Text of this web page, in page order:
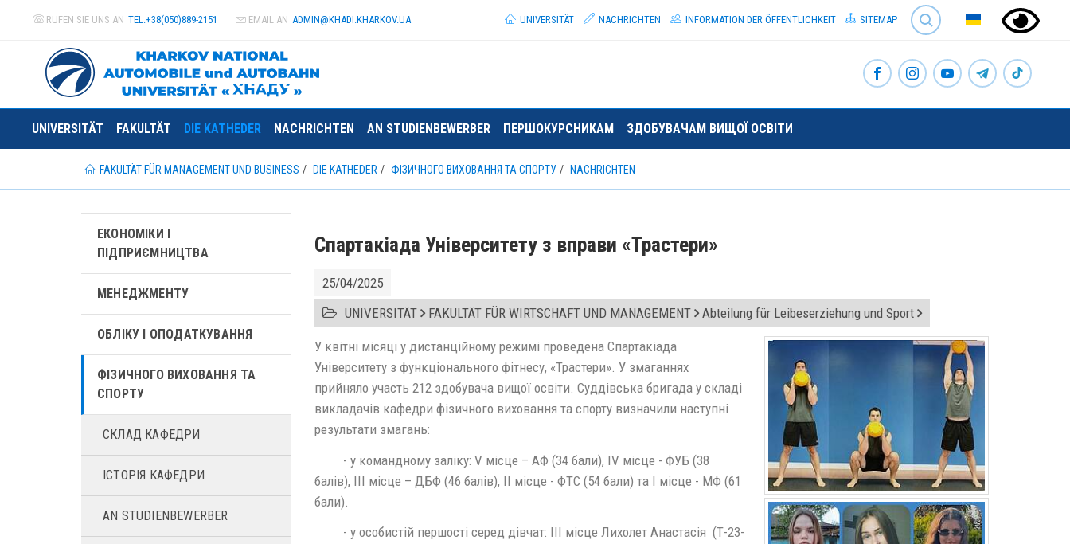
RUFEN SIE UNS AN TEL:+38(050)889-2151 EMAIL AN ADMIN@KHADI.KHARKOV.UA
SEARCH
UNIVERSITÄT
NACHRICHTEN INFORMATION DER ÖFFENTLICHKEIT SITEMAP
UNIVERSITÄT FAKULTÄT DIE KATHEDER NACHRICHTEN AN STUDIENBEWERBER ПЕРШОКУРСНИКАМ ЗДОБУВАЧАМ ВИЩОЇ ОСВІТИ
FAKULTÄT FÜR MANAGEMENT UND BUSINESS DIE KATHEDER ФІЗИЧНОГО ВИХОВАННЯ ТА СПОРТУ NACHRICHTEN
Спартакіада Університету з вправи «Трастери»
25/04/2025
UNIVERSITÄT FAKULTÄT FÜR WIRTSCHAFT UND MANAGEMENT Abteilung für Leibeserziehung und Sport
У квітні місяці у дистанційному режимі проведена Спартакіада
Університету з функціонального фітнесу, «Трастери». У змаганнях
прийняло участь 212 здобувача вищої освіти. Суддівська бригада у складі
викладачів кафедри фізичного виховання та спорту визначили наступні
результати змагань:
- у командному заліку: V місце – АФ (34 бали), ІV місце - ФУБ (38
балів), ІІІ місце – ДБФ (46 балів), ІІ місце - ФТС (54 бали) та І місце - МФ (61
бали).
- у особистій першості серед дівчат: III місце Лихолет Анастасія (Т-23-
ЕКОНОМІКИ І
ПІДПРИЄМНИЦТВА
МЕНЕДЖМЕНТУ
ОБЛІКУ І ОПОДАТКУВАННЯ
ФІЗИЧНОГО ВИХОВАННЯ ТА
СПОРТУ
СКЛАД КАФЕДРИ
ІСТОРІЯ КАФЕДРИ
AN STUDIENBEWERBER